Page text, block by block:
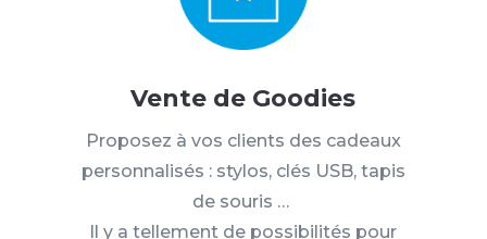
Vente de Goodies
Proposez à vos clients des cadeaux
personnalisés : stylos, clés USB, tapis
de souris …
Il y a tellement de possibilités pour